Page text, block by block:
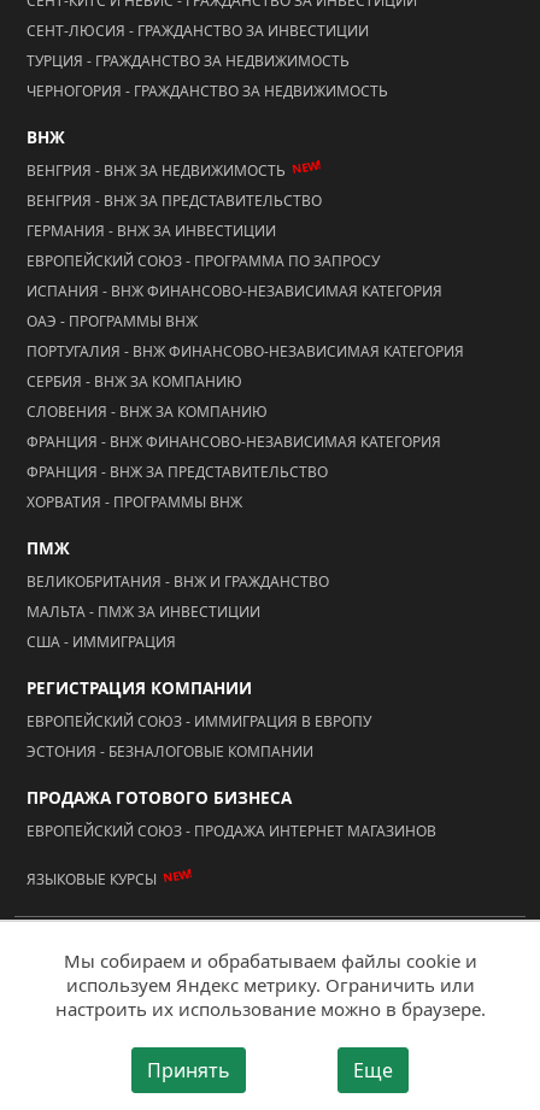
СЕНТ-ЛЮСИЯ - ГРАЖДАНСТВО ЗА ИНВЕСТИЦИИ
ТУРЦИЯ - ГРАЖДАНСТВО ЗА НЕДВИЖИМОСТЬ
ЧЕРНОГОРИЯ - ГРАЖДАНСТВО ЗА НЕДВИЖИМОСТЬ
ВНЖ
ВЕНГРИЯ - ВНЖ ЗА НЕДВИЖИМОСТЬ NEW!
ВЕНГРИЯ - ВНЖ ЗА ПРЕДСТАВИТЕЛЬСТВО
ГЕРМАНИЯ - ВНЖ ЗА ИНВЕСТИЦИИ
ЕВРОПЕЙСКИЙ СОЮЗ - ПРОГРАММА ПО ЗАПРОСУ
ИСПАНИЯ - ВНЖ ФИНАНСОВО-НЕЗАВИСИМАЯ КАТЕГОРИЯ
ОАЭ - ПРОГРАММЫ ВНЖ
ПОРТУГАЛИЯ - ВНЖ ФИНАНСОВО-НЕЗАВИСИМАЯ КАТЕГОРИЯ
СЕРБИЯ - ВНЖ ЗА КОМПАНИЮ
СЛОВЕНИЯ - ВНЖ ЗА КОМПАНИЮ
ФРАНЦИЯ - ВНЖ ФИНАНСОВО-НЕЗАВИСИМАЯ КАТЕГОРИЯ
ФРАНЦИЯ - ВНЖ ЗА ПРЕДСТАВИТЕЛЬСТВО
ХОРВАТИЯ - ПРОГРАММЫ ВНЖ
ПМЖ
ВЕЛИКОБРИТАНИЯ - ВНЖ И ГРАЖДАНСТВО
МАЛЬТА - ПМЖ ЗА ИНВЕСТИЦИИ
США - ИММИГРАЦИЯ
РЕГИСТРАЦИЯ КОМПАНИИ
ЕВРОПЕЙСКИЙ СОЮЗ - ИММИГРАЦИЯ В ЕВРОПУ
ЭСТОНИЯ - БЕЗНАЛОГОВЫЕ КОМПАНИИ
ПРОДАЖА ГОТОВОГО БИЗНЕСА
ЕВРОПЕЙСКИЙ СОЮЗ - ПРОДАЖА ИНТЕРНЕТ МАГАЗИНОВ
ЯЗЫКОВЫЕ КУРСЫ NEW!
© 2026 ООО "АААА Адвисер"
Мобильная версия
Создание сайта - "Ай Ти Акцент"
Мы собираем и обрабатываем файлы cookie и
используем Яндекс метрику. Ограничить или
настроить их использование можно в браузере.
Принять Еще